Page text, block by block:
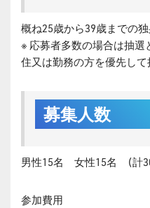
概ね25歳から39歳までの
※ 応募者多数の場合は抽
住又は勤務の方を優先し
募集人数
男性15名 女性15名 (計
参加費用